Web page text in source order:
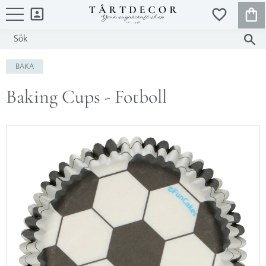
FAVORITER
BAKA
Baking Cups - Fotboll